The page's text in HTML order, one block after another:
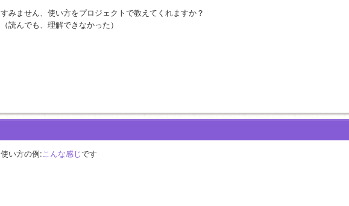
すみません、使い方をプロジェクトで教えてくれますか？
（読んでも、理解できなかった）
使い方の例:こんな感じです